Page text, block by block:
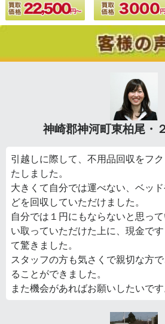
神崎郡神河町東柏尾・
引越しに際して、不用品回収をフ
たしました。
大きくて自分では運べない、ベッ
どを回収していただけました。
自分では１円にもならないと思っ
い取っていただけた上に、現金で
て驚きました。
スタッフの方も気さくで親切な方
ることができました。
また機会があればお願いしたいです